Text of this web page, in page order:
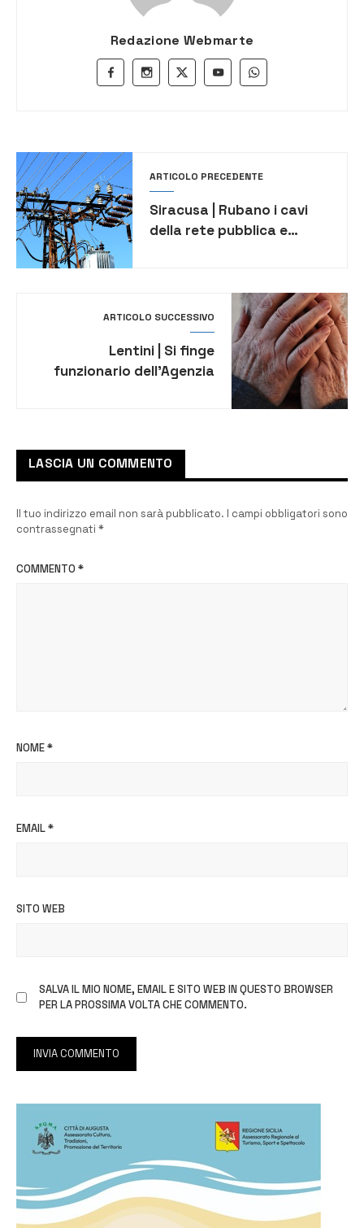
Redazione Webmarte
ARTICOLO PRECEDENTE
Siracusa | Rubano i cavi
della rete pubblica e
ARTICOLO SUCCESSIVO
Lentini | Si finge
funzionario dell’Agenzia
LASCIA UN COMMENTO
Il tuo indirizzo email non sarà pubblicato. I campi obbligatori sono
contrassegnati *
COMMENTO *
NOME*
EMAIL*
SITO WEB
SALVA IL MIO NOME, EMAIL E SITO WEB IN QUESTO BROWSER
PER LA PROSSIMA VOLTA CHE COMMENTO.